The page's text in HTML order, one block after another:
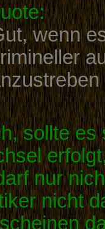
wenn
sollte es
nur
nicht